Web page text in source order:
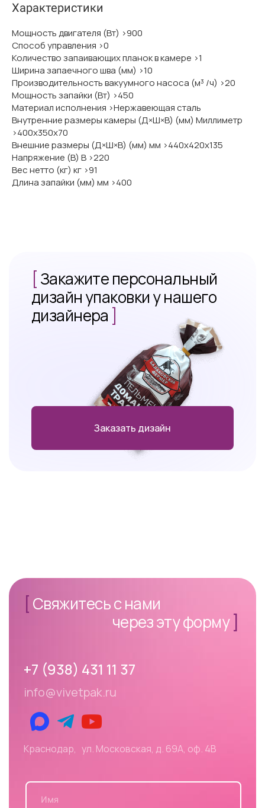
Характеристики
Мощность двигателя (Вт) >900
Способ управления >0
Количество запаивающих планок в камере >1
Ширина запаечного шва (мм) >10
Производительность вакуумного насоса (м³ /ч) >20
Мощность запайки (Вт) >450
Материал исполнения >Нержавеющая сталь
Внутренние размеры камеры (Д×Ш×В) (мм) Миллиметр
>400х350х70
Внешние размеры (Д×Ш×В) (мм) мм >440х420х135
Напряжение (В) В >220
Вес нетто (кг) кг >91
Длина запайки (мм) мм >400
[Закажите персональный
дизайн упаковки у нашего
дизайнера ]
Заказать дизайн
[Свяжитесь с нами
через эту форму]
+7 (938) 431 11 37
info@vivetpak.ru
Краснодар, ул. Московская, д. 69А, оф. 4В